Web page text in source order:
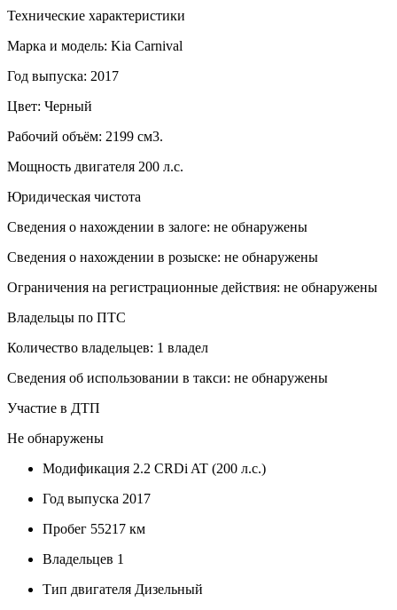
Технические характеристики
Марка и модель: Kia Carnival
Год выпуска: 2017
Цвет: Черный
Рабочий объём: 2199 см3.
Мощность двигателя 200 л.с.
Юридическая чистота
Сведения о нахождении в залоге: не обнаружены
Сведения о нахождении в розыске: не обнаружены
Ограничения на регистрационные действия: не обнаружены
Владельцы по ПТС
Количество владельцев: 1 владел
Сведения об использовании в такси: не обнаружены
Участие в ДТП
Не обнаружены
Модификация 2.2 CRDi AT (200 л.с.)
Год выпуска 2017
Пробег 55217 км
Владельцев 1
Тип двигателя Дизельный